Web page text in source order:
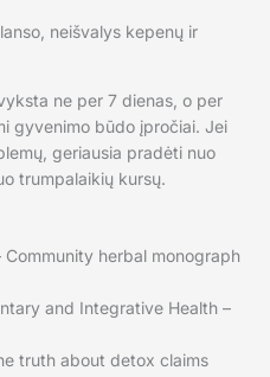
neišvalys kepenų ir
ne per 7 dienas, o per
gyvenimo būdo įpročiai. Jei
geriausia pradėti nuo
trumpalaikių kursų.
herbal monograph
and Integrative Health –
truth about detox claims